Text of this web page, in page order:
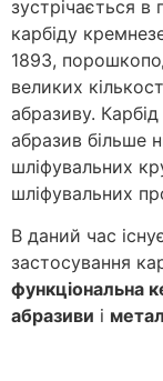
зустрічається в
карбіду
1893,
великих
абразиву.
абразив більше
шліфувальних
шліфувальних
В даний час
застосування
функціональна
абразиви і